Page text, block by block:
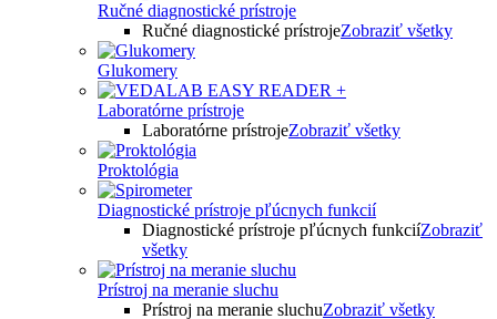
Ručné diagnostické prístroje
Ručné diagnostické prístrojeZobraziť všetky
Glukomery
Laboratórne prístroje
Laboratórne prístrojeZobraziť všetky
Proktológia
Diagnostické prístroje pľúcnych funkcií
Diagnostické prístroje pľúcnych funkciíZobraziť
všetky
Prístroj na meranie sluchu
Prístroj na meranie sluchuZobraziť všetky